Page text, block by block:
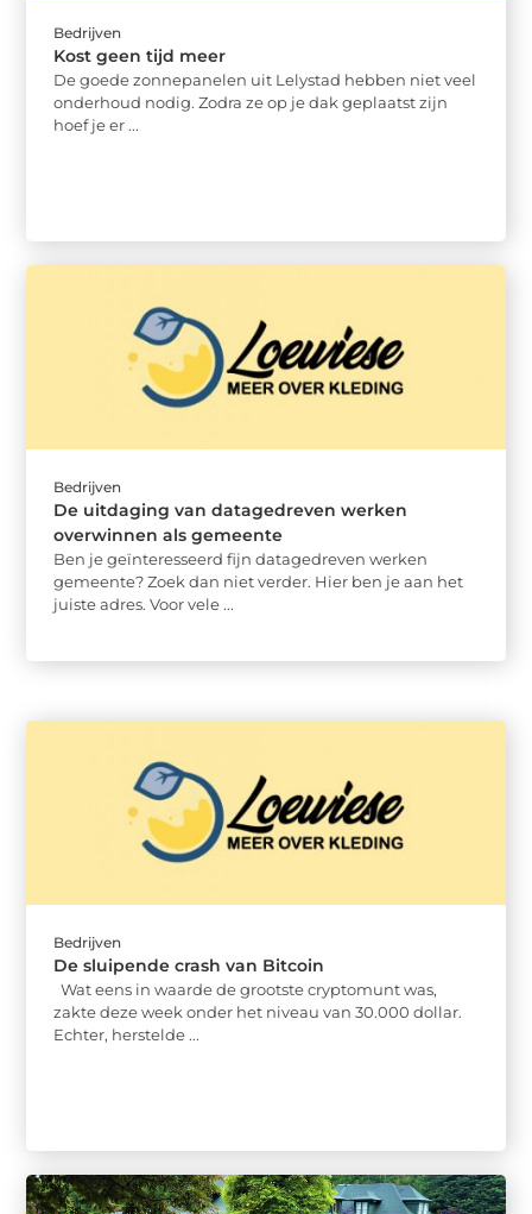
Bedrijven
Kost geen tijd meer
De goede zonnepanelen uit Lelystad hebben niet veel
onderhoud nodig. Zodra ze op je dak geplaatst zijn
hoef je er ...
Bedrijven
De uitdaging van datagedreven werken
overwinnen als gemeente
Ben je geïnteresseerd fijn datagedreven werken
gemeente? Zoek dan niet verder. Hier ben je aan het
juiste adres. Voor vele ...
Bedrijven
De sluipende crash van Bitcoin
Wat eens in waarde de grootste cryptomunt was,
zakte deze week onder het niveau van 30.000 dollar.
Echter, herstelde ...